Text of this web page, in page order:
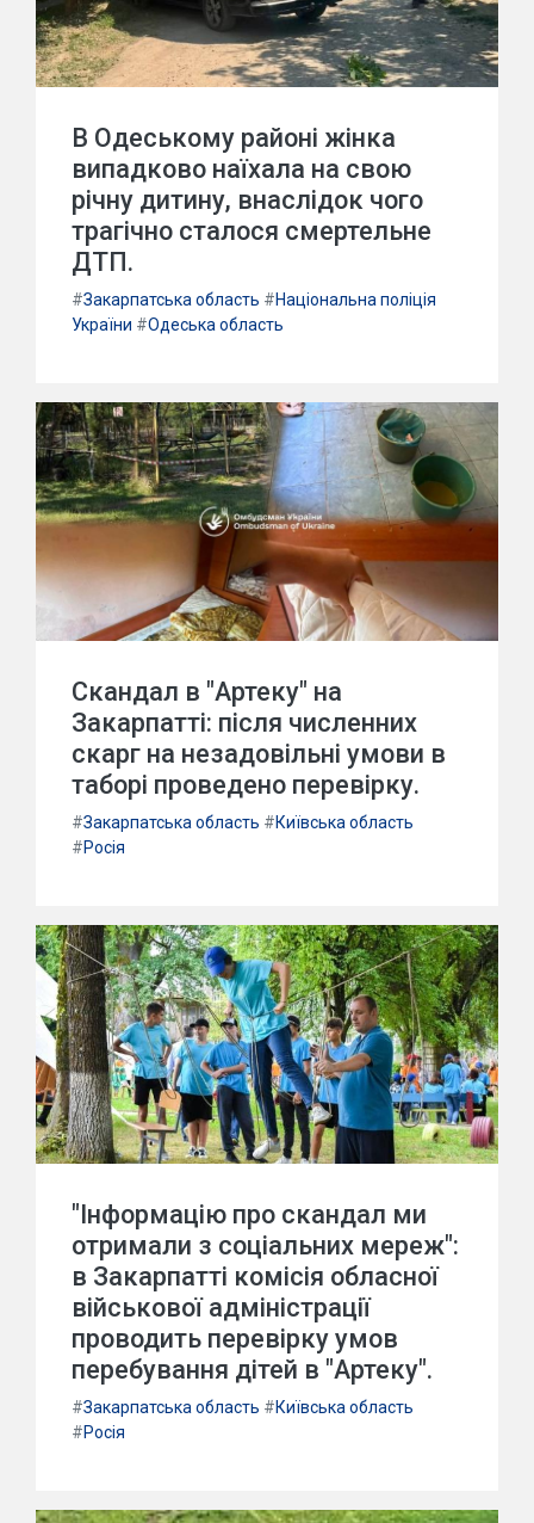
В Одеському районі жінка
випадково наїхала на свою
річну дитину, внаслідок чого
трагічно сталося смертельне
ДТП.
#Закарпатська область #Національна поліція
України #Одеська область
Скандал в "Артеку" на
Закарпатті: після численних
скарг на незадовільні умови в
таборі проведено перевірку.
#Закарпатська область #Київська область
#Росія
"Інформацію про скандал ми
отримали з соціальних мереж":
в Закарпатті комісія обласної
військової адміністрації
проводить перевірку умов
перебування дітей в "Артеку".
#Закарпатська область #Київська область
#Росія